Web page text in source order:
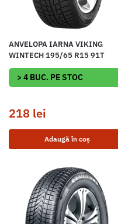
ANVELOPA IARNA VIKING
WINTECH 195/65 R15 91T
> 4 BUC. PE STOC
218 lei
Adaugă în coș